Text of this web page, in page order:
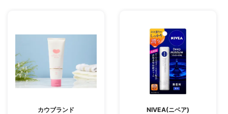
カウブランド
NIVEA(ニベア)